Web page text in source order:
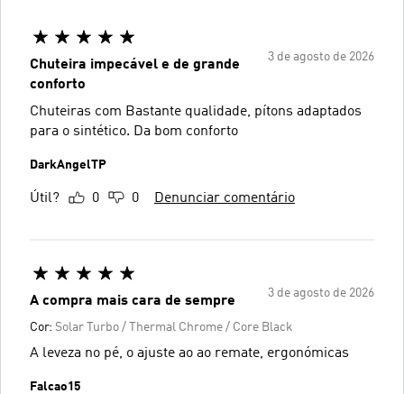
3 de agosto de 2026
Chuteira impecável e de grande
conforto
Chuteiras com Bastante qualidade, pítons adaptados
para o sintético. Da bom conforto
DarkAngelTP
Útil? 0 0 Denunciar comentário
3 de agosto de 2026
A compra mais cara de sempre
Cor: Solar Turbo / Thermal Chrome / Core Black
A leveza no pé, o ajuste ao ao remate, ergonómicas
Falcao15